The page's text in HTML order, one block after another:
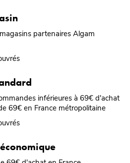
partenaires Algam
inférieures à 69€ d'achat
69€ en France métropolitaine